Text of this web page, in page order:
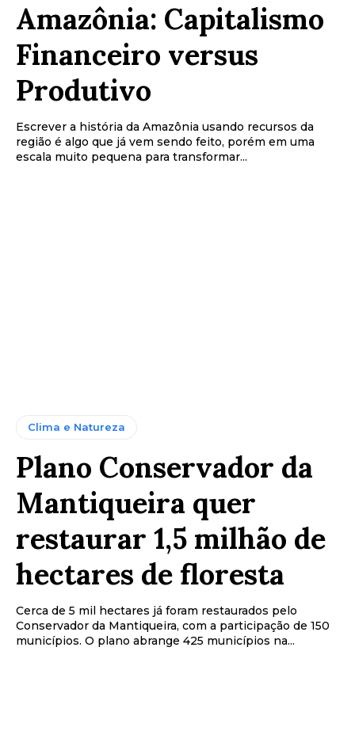
Amazônia: Capitalismo
Financeiro versus
Produtivo
Escrever a história da Amazônia usando recursos da
região é algo que já vem sendo feito, porém em uma
escala muito pequena para transformar...
Clima e Natureza
Plano Conservador da
Mantiqueira quer
restaurar 1,5 milhão de
hectares de floresta
Cerca de 5 mil hectares já foram restaurados pelo
Conservador da Mantiqueira, com a participação de 150
municípios. O plano abrange 425 municípios na...